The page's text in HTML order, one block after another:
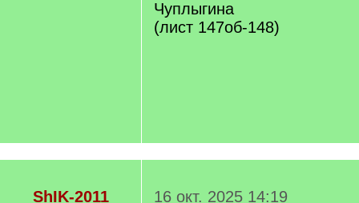
Чуплыгина
(лист 147об-148)
ShIK-2011
16 окт. 2025 14:19